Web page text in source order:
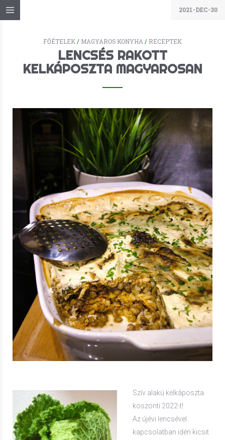
2021-DEC-30
FŐÉTELEK / MAGYAROS KONYHA / RECEPTEK
LENCSÉS RAKOTT
KELKÁPOSZTA MAGYAROSAN
Szív alakú kelkáposzta
köszönti 2022-t!
Az újévi lencsével
kapcsolatban idén kicsit